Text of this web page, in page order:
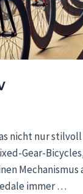
nicht nur
Gear-
immer …